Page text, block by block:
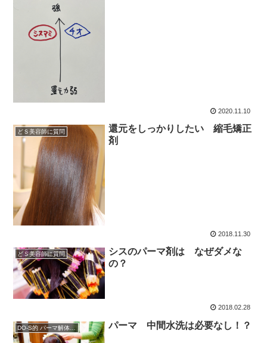
2020.11.10
どＳ美容師に質問
還元をしっかりしたい 縮毛矯正
剤
2018.11.30
どＳ美容師に質問
シスのパーマ剤は なぜダメな
の？
2018.02.28
DO-S的 パーマ解体新書 パーマ 中間水洗は必要なし！？